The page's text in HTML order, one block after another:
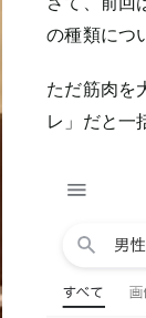
の種類につ
ただ筋肉を
レ」だと一